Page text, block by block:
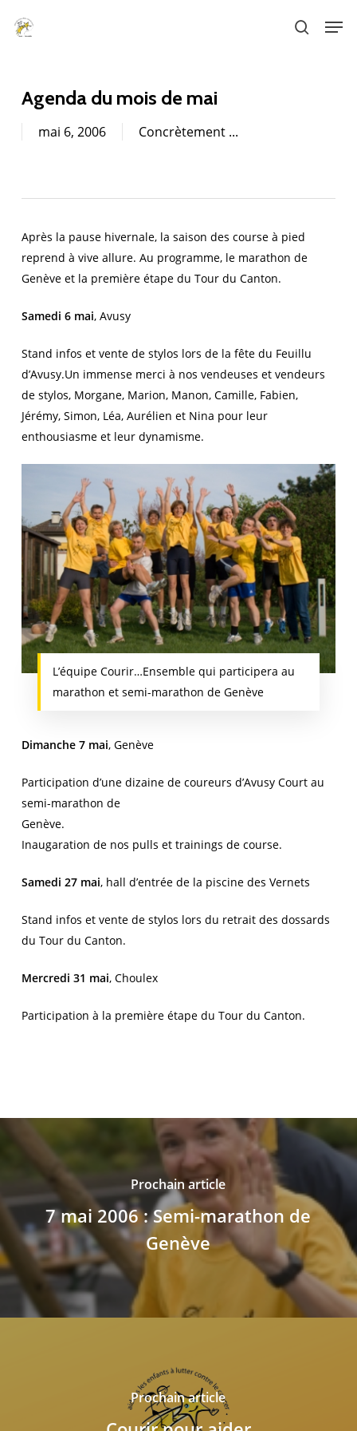
search
Agenda du mois de mai
mai 6, 2006 Concrètement ...
Après la pause hivernale, la saison des course à pied
reprend à vive allure. Au programme, le marathon de
Genève et la première étape du Tour du Canton.
Samedi 6 mai, Avusy
Stand infos et vente de stylos lors de la fête du Feuillu
d’Avusy.Un immense merci à nos vendeuses et vendeurs
de stylos, Morgane, Marion, Manon, Camille, Fabien,
Jérémy, Simon, Léa, Aurélien et Nina pour leur
enthousiasme et leur dynamisme.
L’équipe Courir…Ensemble qui participera au
marathon et semi-marathon de Genève
Dimanche 7 mai, Genève
Participation d’une dizaine de coureurs d’Avusy Court au
semi-marathon de
Genève.
Inaugaration de nos pulls et trainings de course.
Samedi 27 mai, hall d’entrée de la piscine des Vernets
Stand infos et vente de stylos lors du retrait des dossards
du Tour du Canton.
Mercredi 31 mai, Choulex
Participation à la première étape du Tour du Canton.
Prochain article
7 mai 2006 : Semi-marathon de
Genève
Prochain article